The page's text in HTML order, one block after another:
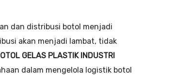
dan distribusi botol menjadi
akan menjadi lambat, tidak
GELAS PLASTIK INDUSTRI
dalam mengelola logistik botol